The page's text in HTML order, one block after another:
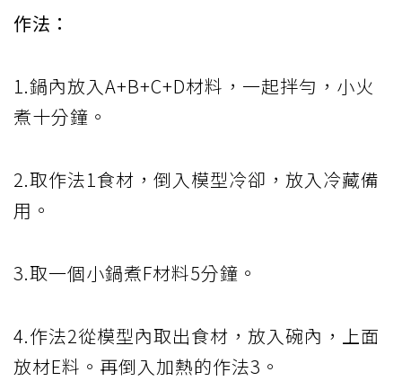
作法：
1.鍋內放入A+B+C+D材料，一起拌勻，小火
煮十分鐘。
2.取作法1食材，倒入模型冷卻，放入冷藏備
用。
3.取一個小鍋煮F材料5分鐘。
4.作法2從模型內取出食材，放入碗內，上面
放材E料。再倒入加熱的作法3。